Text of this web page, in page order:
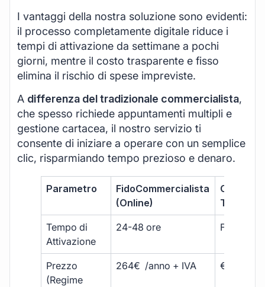
I vantaggi della nostra soluzione sono evidenti:
il processo completamente digitale riduce i
tempi di attivazione da settimane a pochi
giorni, mentre il costo trasparente e fisso
elimina il rischio di spese impreviste.
A differenza del tradizionale commercialista,
che spesso richiede appuntamenti multipli e
gestione cartacea, il nostro servizio ti
consente di iniziare a operare con un semplice
clic, risparmiando tempo prezioso e denaro.
Parametro
FidoCommercialista
(Online)
Tempo di
Attivazione
24-48 ore Fino a 30
Prezzo
(Regime
264€ /anno + IVA €500 –